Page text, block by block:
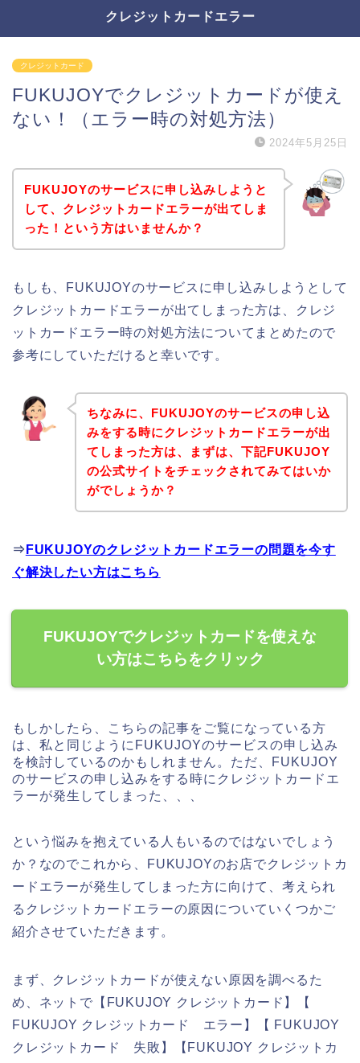
クレジットカードエラー
クレジットカード
FUKUJOYでクレジットカードが使え
ない！（エラー時の対処方法）
2024年5月25日
FUKUJOYのサービスに申し込みしようと
して、クレジットカードエラーが出てしま
った！という方はいませんか？
もしも、FUKUJOYのサービスに申し込みしようとして
クレジットカードエラーが出てしまった方は、クレジ
ットカードエラー時の対処方法についてまとめたので
参考にしていただけると幸いです。
ちなみに、FUKUJOYのサービスの申し込
みをする時にクレジットカードエラーが出
てしまった方は、まずは、下記FUKUJOY
の公式サイトをチェックされてみてはいか
がでしょうか？
⇒ FUKUJOYのクレジットカードエラーの問題を今す
ぐ解決したい方はこちら
FUKUJOYでクレジットカードを使えな
い方はこちらをクリック
もしかしたら、こちらの記事をご覧になっている方
は、私と同じようにFUKUJOYのサービスの申し込み
を検討しているのかもしれません。ただ、FUKUJOY
のサービスの申し込みをする時にクレジットカードエ
ラーが発生してしまった、、、
という悩みを抱えている人もいるのではないでしょう
か？なのでこれから、FUKUJOYのお店でクレジットカ
ードエラーが発生してしまった方に向けて、考えられ
るクレジットカードエラーの原因についていくつかご
紹介させていただきます。
まず、クレジットカードが使えない原因を調べるた
め、ネットで【FUKUJOY クレジットカード】【
FUKUJOY クレジットカード エラー】【 FUKUJOY
クレジットカード 失敗】【FUKUJOY クレジットカ